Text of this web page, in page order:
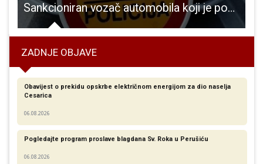
Sankcioniran vozač automobila koji je počinio više prekršaja
ZADNJE OBJAVE
Obavijest o prekidu opskrbe električnom energijom za dio naselja
Cesarica
06.08.2026
Pogledajte program proslave blagdana Sv. Roka u Perušiću
06.08.2026